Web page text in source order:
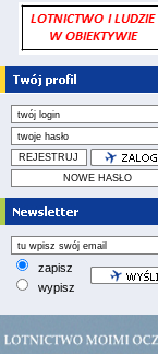
zapisz
wypisz